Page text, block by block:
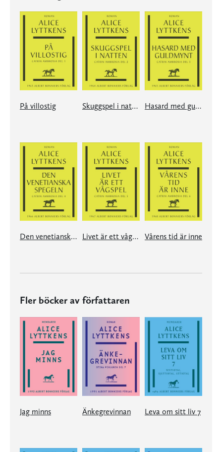
På villostig Skuggspel i natten Hasard med guldmynt
Den venetianska spegeln Livet är ett vågspel Vårens tid är inne
Fler böcker av författaren
Jag minns Änkegrevinnan Leva om sitt liv 7